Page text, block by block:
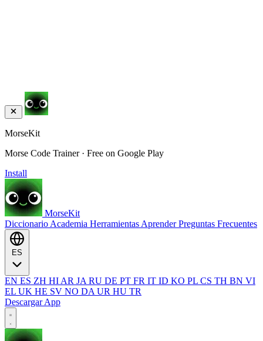
MorseKit
Morse Code Trainer · Free on Google Play
Install
MorseKit
Diccionario Academia Herramientas AprenderPreguntas Frecuentes
EN ES ZH HI AR JA RU DE PT FR IT ID KO PL CS TH BN VI
EL UK HE SV NO DA UR HU TR
Descargar App